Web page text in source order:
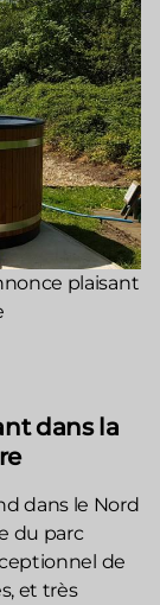
plaisant
dans la
dans le Nord
du parc
de
et très